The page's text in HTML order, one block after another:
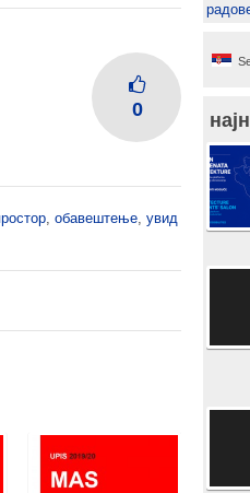
0
, обавештење, увид